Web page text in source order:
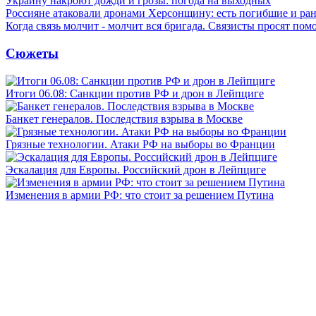
Россияне атаковали дронами Херсонщину: есть погибшие и
Когда связь молчит - молчит вся бригада. Связисты просят
Сюжеты
Итоги 06.08: Санкции против РФ и дрон в Лейпциге
Банкет генералов. Последствия взрыва в Москве
Грязные технологии. Атаки РФ на выборы во Франции
Эскалация для Европы. Российский дрон в Лейпциге
Изменения в армии РФ: что стоит за решением Путина